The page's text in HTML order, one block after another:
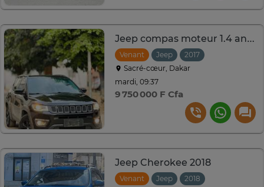
Jeep compas moteur 1.4 année 2017
Venant Jeep 2017
Sacré-cœur, Dakar
mardi, 09:37
9 750 000 F Cfa
Jeep Cherokee 2018
Venant Jeep 2018